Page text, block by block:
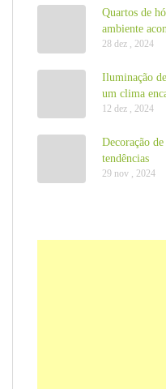
Quartos de
ambiente
28 dez , 2024
Iluminação
um clima
12 dez , 2024
Decoração
tendências
29 nov , 2024